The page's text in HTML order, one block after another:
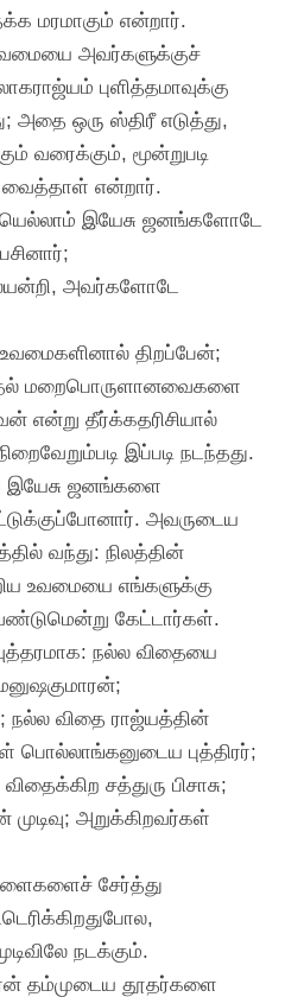
மரமாகும் என்றார்.
அவர்களுக்குச்
புளித்தமாவுக்கு
அதை ஒரு ஸ்திரீ எடுத்து,
வரைக்கும், மூன்றுபடி
வைத்தாள் என்றார்.
இயேசு ஜனங்களோடே
அவர்களோடே
திறப்பேன்;
மறைபொருளானவைகளை
என்று தீர்க்கதரிசியால்
இப்படி நடந்தது.
இயேசு ஜனங்களை
அவருடைய
வந்து: நிலத்தின்
உவமையை எங்களுக்கு
கேட்டார்கள்.
நல்ல விதையை
நல்ல விதை ராஜ்யத்தின்
பொல்லாங்கனுடைய புத்திரர்;
சத்துரு பிசாசு;
முடிவு; அறுக்கிறவர்கள்
சேர்த்து
நடக்கும்.
தம்முடைய தூதர்களை